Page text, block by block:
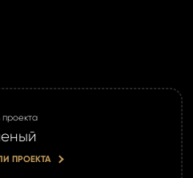
проекта
ПРОЕКТА